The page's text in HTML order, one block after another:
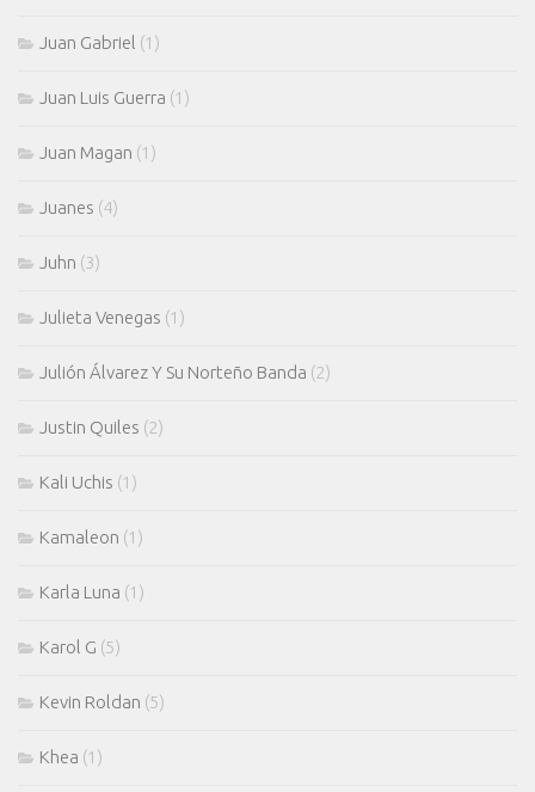
Juan Gabriel (1)
Juan Luis Guerra (1)
Juan Magan (1)
Juanes (4)
Juhn (3)
Julieta Venegas (1)
Julión Álvarez Y Su Norteño Banda (2)
Justin Quiles (2)
Kali Uchis (1)
Kamaleon (1)
Karla Luna (1)
Karol G (5)
Kevin Roldan (5)
Khea (1)